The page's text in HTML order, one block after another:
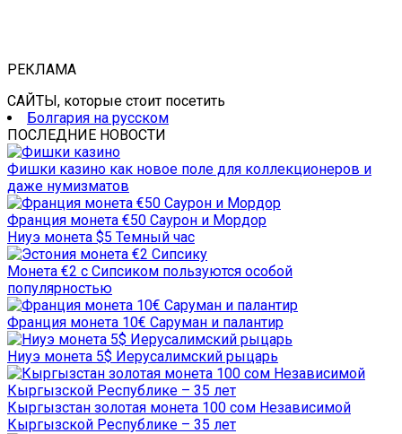
РЕКЛАМА
САЙТЫ, которые стоит посетить
Болгария на русском
ПОСЛЕДНИЕ НОВОСТИ
Фишки казино как новое поле для коллекционеров и
даже нумизматов
Франция монета €50 Саурон и Мордор
Ниуэ монета $5 Темный час
Монета €2 с Сипсиком пользуются особой
популярностью
Франция монета 10€ Саруман и палантир
Ниуэ монета 5$ Иерусалимский рыцарь
Кыргызстан золотая монета 100 сом Независимой
Кыргызской Республике – 35 лет